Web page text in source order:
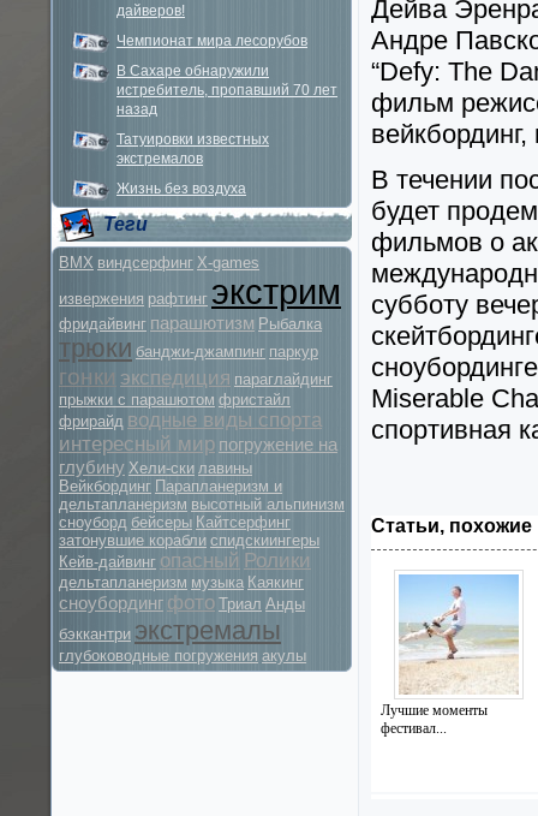
дайверов!
Чемпионат мира лесорубов
В Сахаре обнаружили
истребитель, пропавший 70 лет
назад
Татуировки известных
экстремалов
Жизнь без воздуха
Теги
BMX виндсерфинг X-games
извержения рафтинг экстрим
фридайвинг парашютизм Рыбалка
трюки банджи-джампинг паркур
гонки экспедиция параглайдинг
прыжки с парашютом фристайл
фрирайд водные виды спорта
интересный мир погружение на
глубину Хели-ски лавины
Вейкбординг Парапланеризм и
дельтапланеризм высотный альпинизм
сноуборд бейсеры Кайтсерфинг
затонувшие корабли спидскиингеры
Кейв-дайвинг опасный Ролики
дельтапланеризм музыка Каякинг
сноубординг фото Триал Анды
бэккантри экстремалы
глубоководные погружения акулы
Дейва
Андре
“Defy: The
фильм
В течении
будет
фильмов о
субботу
Miserable
спортивная
Статьи, похожие
Лучшие моменты
фестивал...